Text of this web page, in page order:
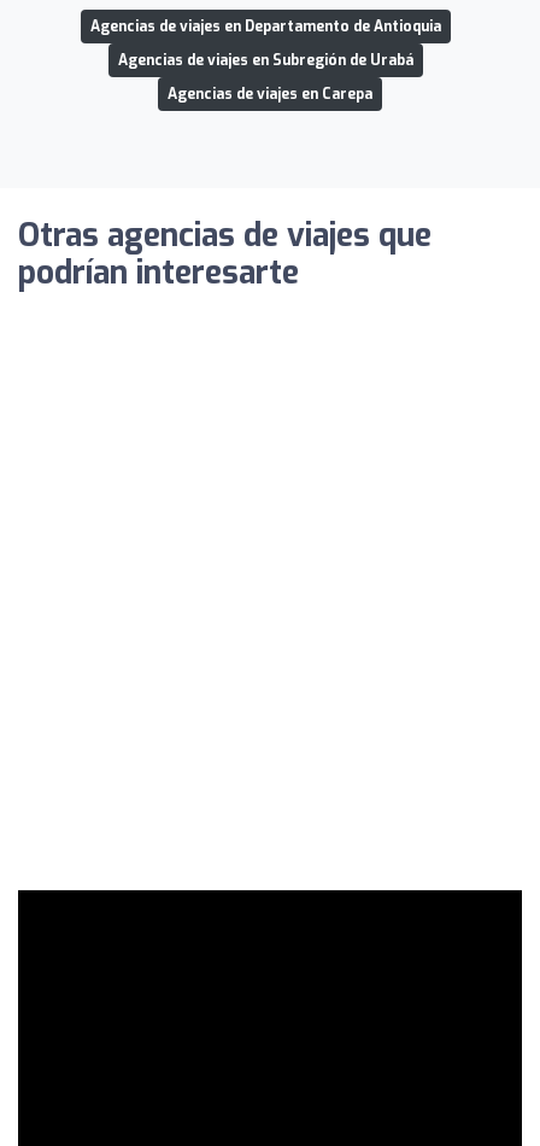
Agencias de viajes en Departamento de Antioquia
Agencias de viajes en Subregión de Urabá
Agencias de viajes en Carepa
Otras agencias de viajes que
podrían interesarte